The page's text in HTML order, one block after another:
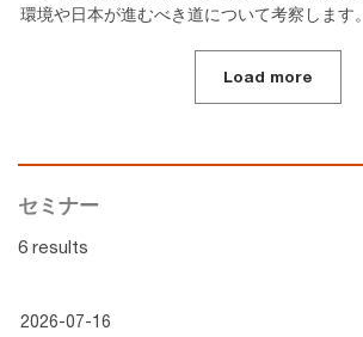
環境や日本が進むべき道について考察します。
Load more
セミナー
6 results
2026-07-16